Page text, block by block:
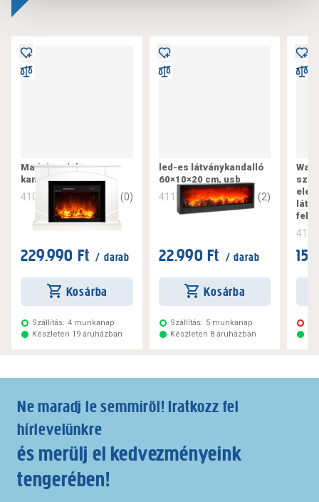
Madeira elektromos
kandalló 1500 w
410935 (0)
229.990 Ft / darab
Kosárba
Szállítás: 4 munkanap
Készleten 19 áruházban
led-es látványkandalló
60×10×20 cm, usb
411521 3 (2)
22.990 Ft / darab
Kosárba
Szállítás: 5 munkanap
Készleten 8 áruházban
Ne maradj le semmiről! Iratkozz fel
hírlevelünkre
és merülj el kedvezményeink
tengerében!